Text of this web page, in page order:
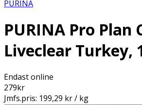
PURINA
PURINA Pro Plan
Liveclear Turkey,
Endast online
279kr
Jmfs.pris: 199,29 kr / kg